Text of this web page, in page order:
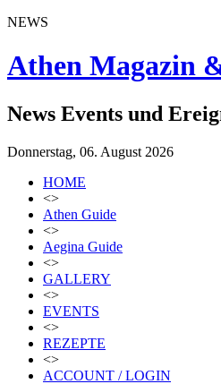
NEWS
Athen Magazin
News Events und
Donnerstag, 06. August 2026
HOME
<>
Athen Guide
<>
Aegina Guide
<>
GALLERY
<>
EVENTS
<>
REZEPTE
<>
ACCOUNT / LOGIN